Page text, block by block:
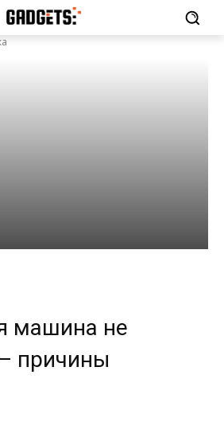
машина не
причины